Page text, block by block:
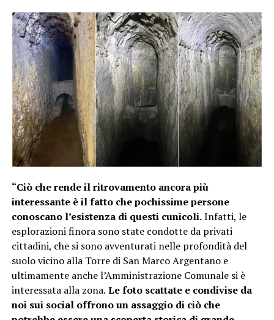
“Ciò che rende il ritrovamento ancora più
interessante è il fatto che pochissime persone
conoscano l’esistenza di questi cunicoli.Infatti, le
esplorazioni finora sono state condotte da privati
cittadini, che si sono avventurati nelle profondità del
suolo vicino alla Torre di San Marco Argentano e
ultimamente anche l’Amministrazione Comunale si è
interessata alla zona. Le foto scattate e condivise da
noi sui social offrono un assaggio di ciò che